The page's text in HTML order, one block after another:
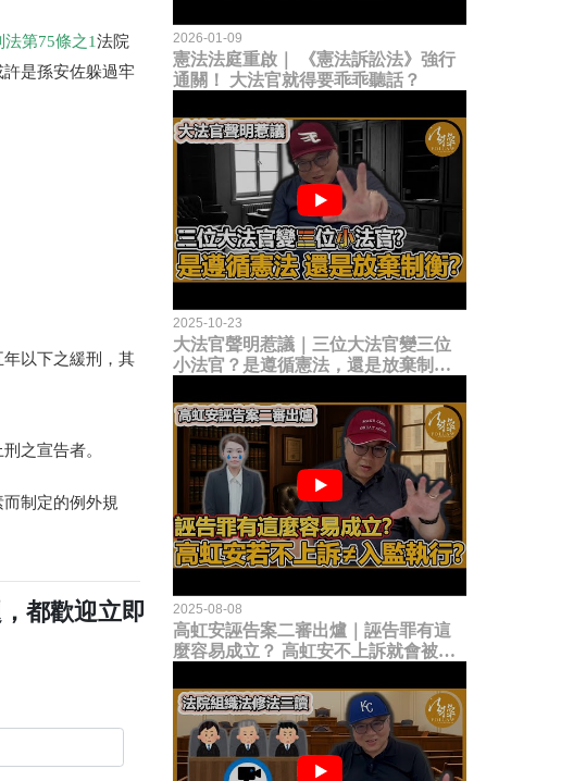
法第75條之1法院
許是孫安佐躲過牢
以下之緩刑，其
之宣告者。
制定的例外規
都歡迎立即
2026-01-09
憲法法庭重啟｜ 《憲法訴訟法》強行
通關！ 大法官就得要乖乖聽話？
2025-10-23
大法官聲明惹議｜三位大法官變三位
小法官？是遵循憲法，還是放棄制衡
2025-08-08
高虹安誣告案二審出爐｜誣告罪有這
麼容易成立？ 高虹安不上訴就會被